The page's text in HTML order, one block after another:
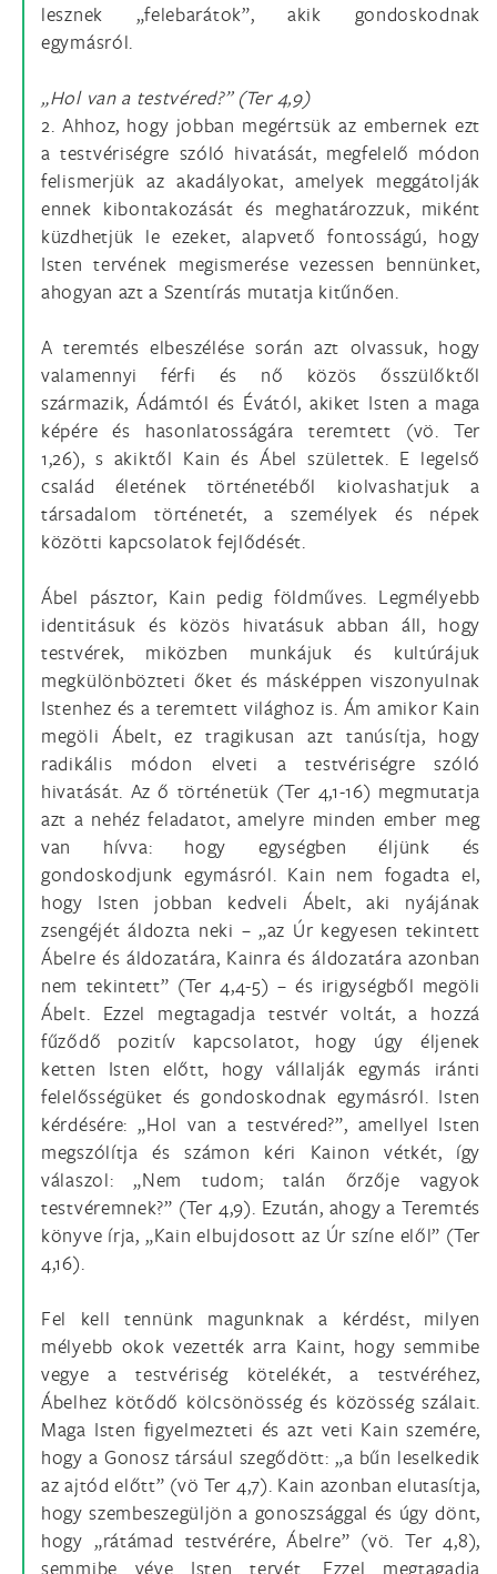
lesznek „felebarátok”, akik gondoskodnak
egymásról.
„Hol van a testvéred?” (Ter 4,9)
2. Ahhoz, hogy jobban megértsük az embernek ezt
a testvériségre szóló hivatását, megfelelő módon
felismerjük az akadályokat, amelyek meggátolják
ennek kibontakozását és meghatározzuk, miként
küzdhetjük le ezeket, alapvető fontosságú, hogy
Isten tervének megismerése vezessen bennünket,
ahogyan azt a Szentírás mutatja kitűnően.
A teremtés elbeszélése során azt olvassuk, hogy
valamennyi férfi és nő közös ősszülőktől
származik, Ádámtól és Évától, akiket Isten a maga
képére és hasonlatosságára teremtett (vö. Ter
1,26), s akiktől Kain és Ábel születtek. E legelső
család életének történetéből kiolvashatjuk a
társadalom történetét, a személyek és népek
közötti kapcsolatok fejlődését.
Ábel pásztor, Kain pedig földműves. Legmélyebb
identitásuk és közös hivatásuk abban áll, hogy
testvérek, miközben munkájuk és kultúrájuk
megkülönbözteti őket és másképpen viszonyulnak
Istenhez és a teremtett világhoz is. Ám amikor Kain
megöli Ábelt, ez tragikusan azt tanúsítja, hogy
radikális módon elveti a testvériségre szóló
hivatását. Az ő történetük (Ter 4,1-16) megmutatja
azt a nehéz feladatot, amelyre minden ember meg
van hívva: hogy egységben éljünk és
gondoskodjunk egymásról. Kain nem fogadta el,
hogy Isten jobban kedveli Ábelt, aki nyájának
zsengéjét áldozta neki – „az Úr kegyesen tekintett
Ábelre és áldozatára, Kainra és áldozatára azonban
nem tekintett” (Ter 4,4-5) – és irigységből megöli
Ábelt. Ezzel megtagadja testvér voltát, a hozzá
fűződő pozitív kapcsolatot, hogy úgy éljenek
ketten Isten előtt, hogy vállalják egymás iránti
felelősségüket és gondoskodnak egymásról. Isten
kérdésére: „Hol van a testvéred?”, amellyel Isten
megszólítja és számon kéri Kainon vétkét, így
válaszol: „Nem tudom; talán őrzője vagyok
testvéremnek?” (Ter 4,9). Ezután, ahogy a Teremtés
könyve írja, „Kain elbujdosott az Úr színe elől” (Ter
4,16).
Fel kell tennünk magunknak a kérdést, milyen
mélyebb okok vezették arra Kaint, hogy semmibe
vegye a testvériség kötelékét, a testvéréhez,
Ábelhez kötődő kölcsönösség és közösség szálait.
Maga Isten figyelmezteti és azt veti Kain szemére,
hogy a Gonosz társául szegődött: „a bűn leselkedik
az ajtód előtt” (vö Ter 4,7). Kain azonban elutasítja,
hogy szembeszegüljön a gonoszsággal és úgy dönt,
hogy „rátámad testvérére, Ábelre” (vö. Ter 4,8),
semmibe véve Isten tervét. Ezzel megtagadja